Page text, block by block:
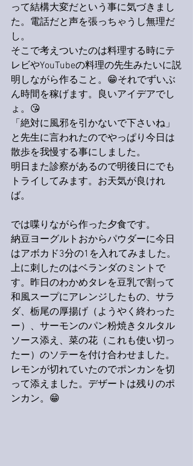
って結構大変だという事に気づきまし
た。電話だと声を張っちゃうし無理だ
し。
そこで考えついたのは料理する時にテ
レビやYouTubeの料理の先生みたいに説
明しながら作ること。😁それでずいぶ
ん時間を稼げます。良いアイデアでし
ょ。😘
「絶対に風邪を引かないで下さいね」
と先生に言われたのでやっぱり今日は
散歩を我慢する事にしました。
明日また診察があるので明後日にでも
トライしてみます。お天気が良けれ
ば。
では喋りながら作った夕食です。
納豆ヨーグルトおからパウダーに今日
はアボカド3分の1を入れてみました。
上に刺したのはベランダのミントで
す。昨日のわかめタレを豆乳で割って
和風スープにアレンジしたもの、サラ
ダ、栃尾の厚揚げ（ようやく終わった
ー）、サーモンのパン粉焼きタルタル
ソース添え、菜の花（これも使い切っ
たー）のソテーを付け合わせました。
レモンが切れていたのでポンカンを切
って添えました。デザートは残りのポ
ンカン。😁